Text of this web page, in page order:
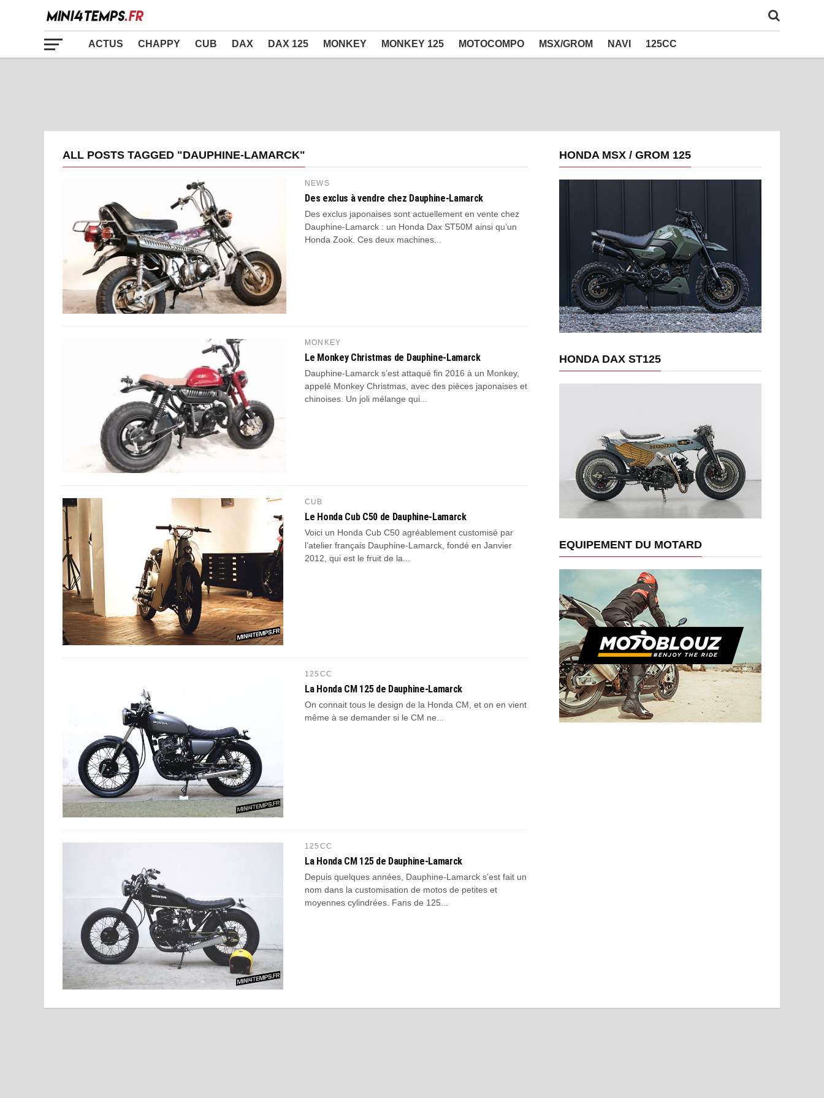
ACTUS CHAPPY CUB DAX DAX 125 MONKEY MONKEY 125 MOTOCOMPO MSX/GROM NAVI 125CC
ALL POSTS TAGGED "DAUPHINE-LAMARCK"
NEWS
Des exclus à vendre chez Dauphine-Lamarck
Des exclus japonaises sont actuellement en vente chez
Dauphine-Lamarck : un Honda Dax ST50M ainsi qu’un
Honda Zook. Ces deux machines...
MONKEY
Le Monkey Christmas de Dauphine-Lamarck
Dauphine-Lamarck s’est attaqué fin 2016 à un Monkey,
appelé Monkey Christmas, avec des pièces japonaises et
chinoises. Un joli mélange qui...
CUB
Le Honda Cub C50 de Dauphine-Lamarck
Voici un Honda Cub C50 agréablement customisé par
l’atelier français Dauphine-Lamarck, fondé en Janvier
2012, qui est le fruit de la...
125CC
La Honda CM 125 de Dauphine-Lamarck
On connait tous le design de la Honda CM, et on en vient
même à se demander si le CM ne...
125CC
La Honda CM 125 de Dauphine-Lamarck
Depuis quelques années, Dauphine-Lamarck s’est fait un
nom dans la customisation de motos de petites et
moyennes cylindrées. Fans de 125...
HONDA MSX / GROM 125
HONDA DAX ST125
EQUIPEMENT DU MOTARD